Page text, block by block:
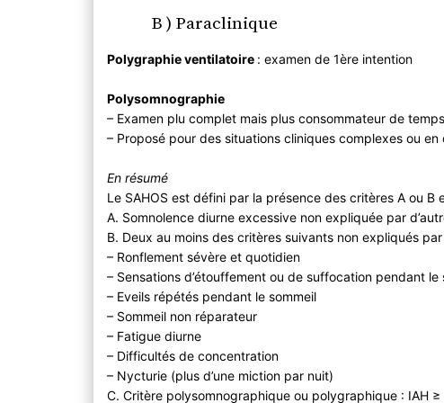
B ) Paraclinique
Polygraphie ventilatoire : examen de 1ère intention
Polysomnographie
– Examen plu complet mais plus consommateur de
– Proposé pour des situations cliniques complexes ou
En résumé
Le SAHOS est défini par la présence des critères A ou B
A. Somnolence diurne excessive non expliquée par
B. Deux au moins des critères suivants non expliqués
– Ronflement sévère et quotidien
– Sensations d’étouffement ou de suffocation pendant le
– Eveils répétés pendant le sommeil
– Sommeil non réparateur
– Fatigue diurne
– Difficultés de concentration
– Nycturie (plus d’une miction par nuit)
C. Critère polysomnographique ou polygraphique : IAH